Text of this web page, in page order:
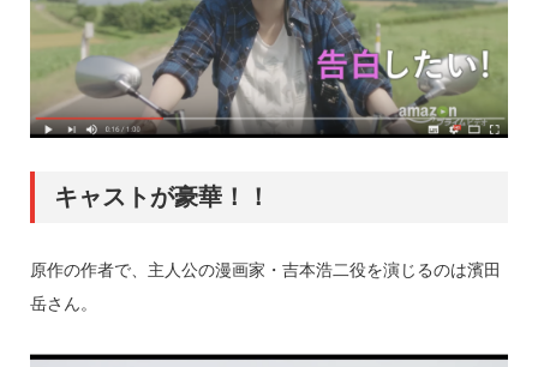
キャストが豪華！！
原作の作者で、主人公の漫画家・吉本浩二役を演じるのは濱田
岳さん。